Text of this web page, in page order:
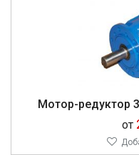
Мо­тор-ре­дук­тор
от